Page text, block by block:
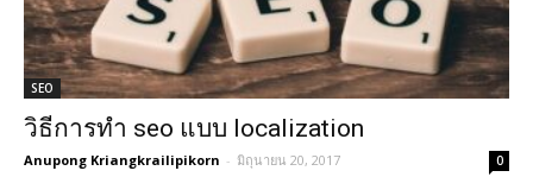
SEO
วิธีการทำ seo แบบ localization
Anupong Kriangkrailipikorn - มิถุนายน 20, 2017 0